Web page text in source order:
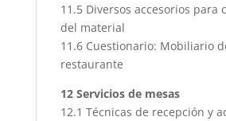
11.5 Diversos accesorios para
del material
11.6 Cuestionario: Mobiliario
restaurante
12 Servicios de mesas
12.1 Técnicas de recepción y